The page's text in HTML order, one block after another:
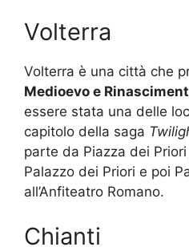
Volterra
Volterra è una città che
Medioevo e
essere stata una delle
capitolo della saga
parte da Piazza dei
Palazzo dei Priori e poi
all’Anfiteatro Romano.
Chianti